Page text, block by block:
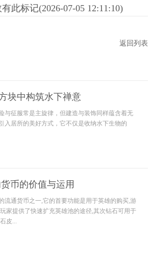
此标记(2026-07-05 12:11:10)
返回列表
块中构筑水下禅意
与征服常是主旋律，但建造与装饰同样蕴含着无
入居所的美好方式，它不仅是收纳水下生物的
币的价值与运用
流通货币之一,它的首要功能是用于英雄的购买,游
家提供了快速扩充英雄池的途径,其次钻石可用于
皮...